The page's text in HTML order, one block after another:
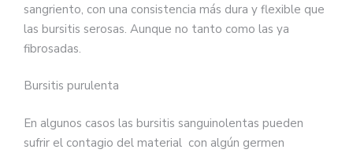
sangriento, con una consistencia más dura y flexible que
las bursitis serosas. Aunque no tanto como las ya
fibrosadas.
Bursitis purulenta
En algunos casos las bursitis sanguinolentas pueden
sufrir el contagio del material con algún germen